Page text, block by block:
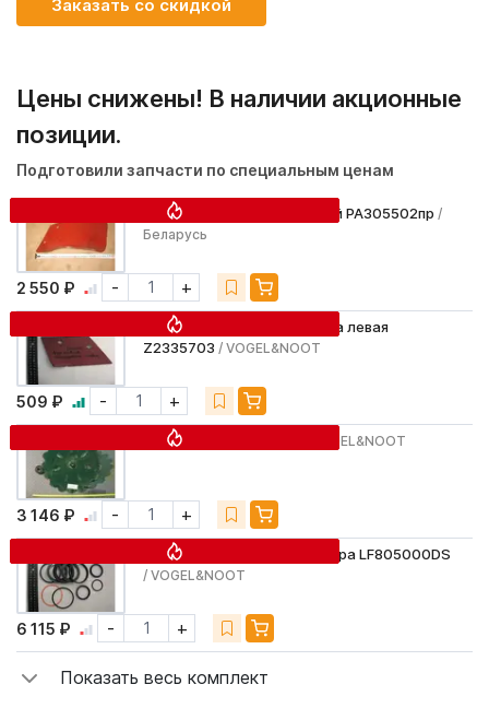
Заказать со скидкой
Цены снижены! В наличии акционные
позиции.
Подготовили запчасти по специальным ценам
Отвал предплужника левый PA305502пр /
Беларусь
2 550 ₽ - +
Грудь отвала предплужника левая
Z2335703 / VOGEL&NOOT
509 ₽ - +
Диск плуга Z242470A / VOGEL&NOOT
3 146 ₽ - +
Ремкомплект гидроцилиндра LF805000DS
/ VOGEL&NOOT
6 115 ₽ - +
Показать весь комплект